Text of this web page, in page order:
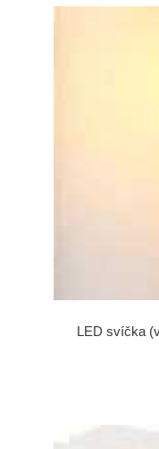
LED svíčka